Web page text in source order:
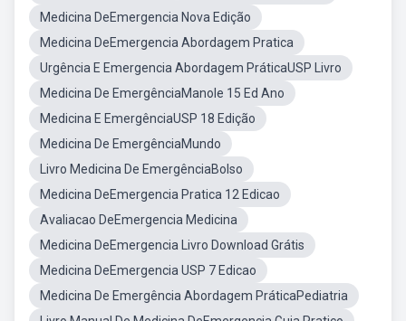
Medicina DeEmergencia Nova Edição
Medicina DeEmergencia Abordagem Pratica
Urgência E Emergencia Abordagem PráticaUSP Livro
Medicina De EmergênciaManole 15 Ed Ano
Medicina E EmergênciaUSP 18 Edição
Medicina De EmergênciaMundo
Livro Medicina De EmergênciaBolso
Medicina DeEmergencia Pratica 12 Edicao
Avaliacao DeEmergencia Medicina
Medicina DeEmergencia Livro Download Grátis
Medicina DeEmergencia USP 7 Edicao
Medicina De Emergência Abordagem PráticaPediatria